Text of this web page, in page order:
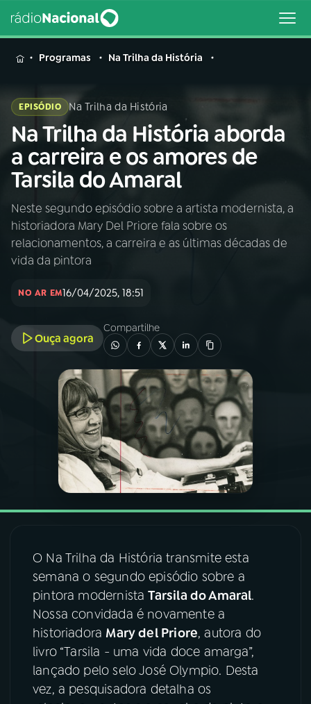
MENU
Buscar
na
Rádio
Nacional
Buscar
AO VIVO
INÍCIO
02A RÁDIO
03PROGRAMAÇÃO
PROGRAMAS
PODCASTS
VIDEOCASTS
08FESTIVAL DE MÚSICA
ACOMPANHE A RÁDIO NACIONAL
YouTube Facebook
Programas Na Trilha da História
EPISÓDIO Na Trilha da História
Na Trilha da História aborda
a carreira e os amores de
Tarsila do Amaral
Neste segundo episódio sobre a artista modernista, a
historiadora Mary Del Priore fala sobre os
relacionamentos, a carreira e as últimas décadas de
vida da pintora
NO AR EM16/04/2025, 18:51
Ouça agora
Compartilhe
O Na Trilha da História transmite esta
semana o segundo episódio sobre a
pintora modernistaTarsila do Amaral.
Nossa convidada é novamente a
historiadora Mary del Priore, autora do
livro “Tarsila - uma vida doce amarga”,
lançado pelo selo José Olympio. Desta
vez, a pesquisadora detalha os